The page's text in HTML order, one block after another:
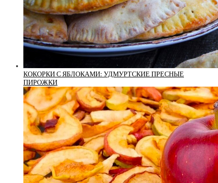
КОКОРКИ С ЯБЛОКАМИ: УДМУРТСКИЕ ПРЕСНЫЕ
ПИРОЖКИ